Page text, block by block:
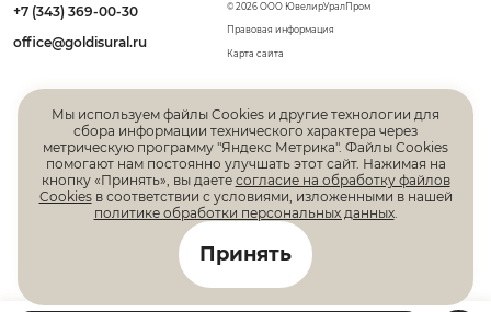
+7 (343) 369-00-30
office@goldisural.ru
© 2026 ООО ЮвелирУралПром
Правовая информация
Карта сайта
Все права защищены. Информация, размещенная на
данной странице, не является публичной офертой
Мы используем файлы Cookies и другие технологии для
сбора информации технического характера через
метрическую программу "Яндекс Метрика". Файлы Cookies
помогают нам постоянно улучшать этот сайт. Нажимая на
кнопку «Принять», вы даете согласие на обработку файлов
Cookiesв соответствии с условиями, изложенными в нашей
политике обработки персональных данных.
Принять